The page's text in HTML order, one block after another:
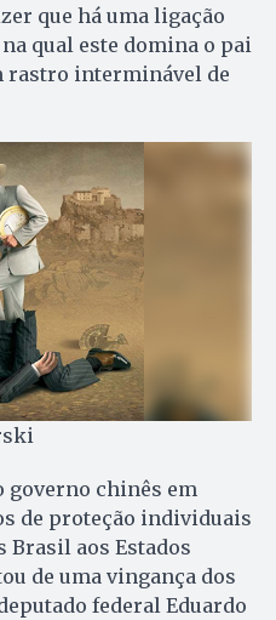
que há uma ligação
qual este domina o pai
interminável de
governo chinês em
de proteção individuais
Brasil aos Estados
de uma vingança dos
federal Eduardo